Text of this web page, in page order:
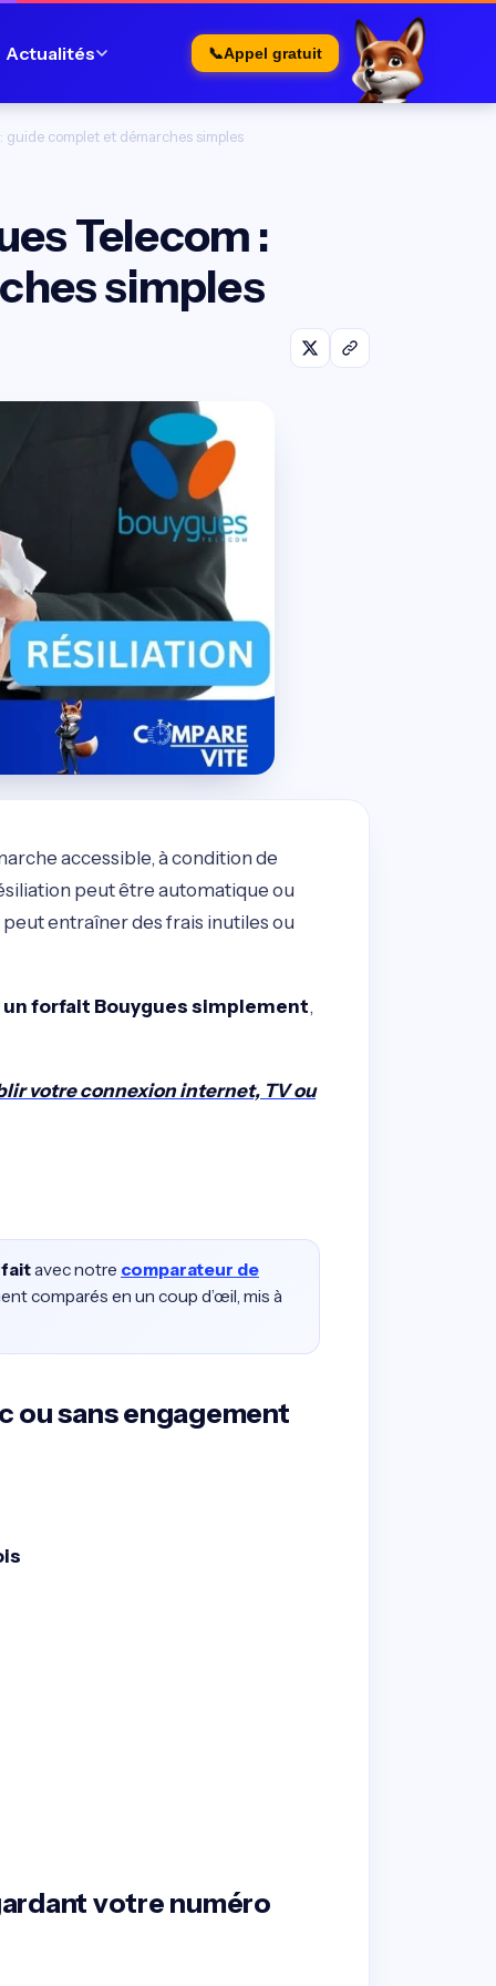
Actualités 📞Appel gratuit
complet et démarches simples
Telecom :
simples
accessible, à condition de
peut être automatique ou
entraîner des frais inutiles ou
forfait Bouygues simplement,
votre connexion internet, TV ou
avec notre comparateur de
comparés en un coup d’œil, mis à
ou sans engagement
votre numéro